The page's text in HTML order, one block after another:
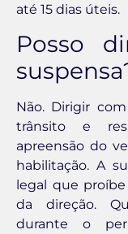
até 15 dias úteis.
Posso
Não. Dirigir
trânsito e
apreensão do
habilitação. A
legal que
da direção.
durante o